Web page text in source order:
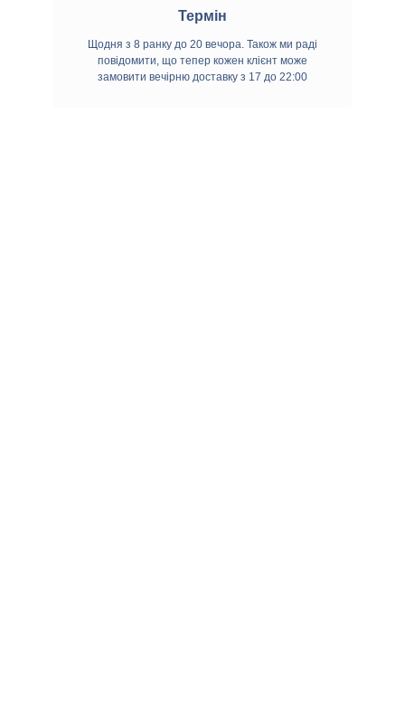
мікроелементи, які містить цільне зерно.
ніжні не потрібно варити. Залити
окропом на 3-5 хвилин.
Термін
Щодня з 8 ранку до 20 вечора. Також ми раді
повідомити, що тепер кожен клієнт може
замовити вечірню доставку з 17 до 22:00